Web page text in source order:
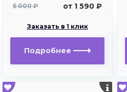
5 000 ₽
от 1 590 ₽
Заказать в 1 клик
Подробнее